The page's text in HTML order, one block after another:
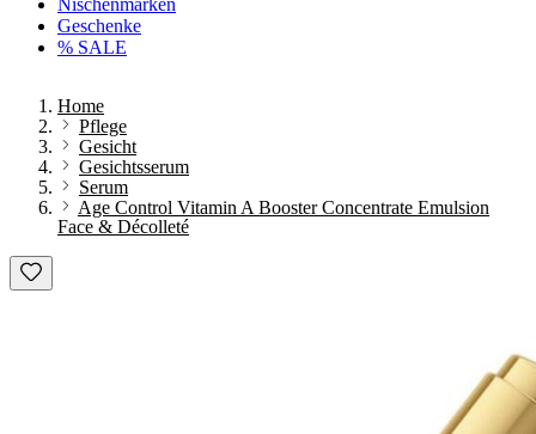
Nischenmarken
Geschenke
% SALE
Home
Pflege
Gesicht
Gesichtsserum
Serum
Age Control Vitamin A Booster Concentrate Emulsion
Face & Décolleté